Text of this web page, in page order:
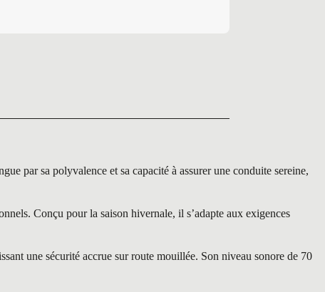
par sa polyvalence et sa capacité à assurer une conduite sereine,
Conçu pour la saison hivernale, il s’adapte aux exigences
une sécurité accrue sur route mouillée. Son niveau sonore de 70